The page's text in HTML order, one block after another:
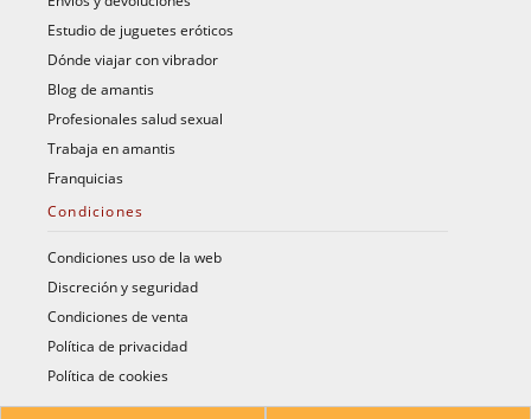
Estudio de juguetes eróticos
Dónde viajar con vibrador
Blog de amantis
Profesionales salud sexual
Trabaja en amantis
Franquicias
Condiciones
Condiciones uso de la web
Discreción y seguridad
Condiciones de venta
Política de privacidad
Política de cookies